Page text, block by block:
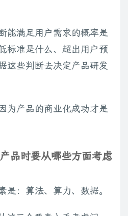
能满足用户需求的概率是
标准是什么、超出用户预
这些判断去决定产品研发
为产品的商业化成功才是
品时要从哪些方面考虑
是：算法、算力、数据。